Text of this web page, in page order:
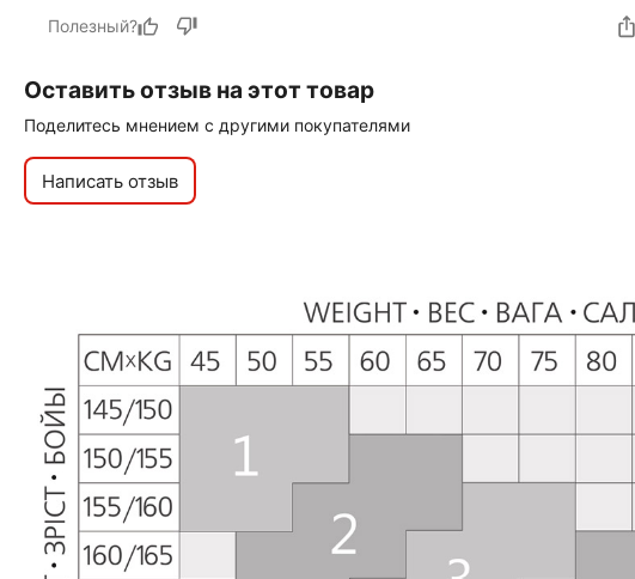
Полезный?
Оставить отзыв на этот товар
Поделитесь мнением с другими покупателями
Написать отзыв